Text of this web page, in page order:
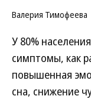
Валерия Тимофеева
У 80%
симптомы, как
повышенная
сна, снижение